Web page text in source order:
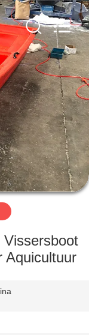
Aquicultuur